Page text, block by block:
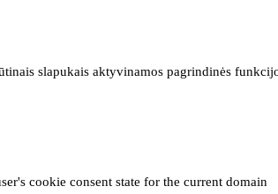
slapukais aktyvinamos pagrindinės
cookie consent state for the current domain